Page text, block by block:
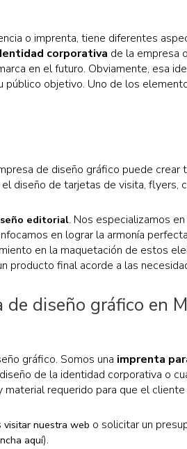
o imprenta, tiene diferentes
corporativa de la empresa
en el futuro. Obviamente, esa
objetivo. Uno de los
de diseño gráfico puede
diseño de tarjetas de visita, flyers,
editorial. Nos especializamos
en lograr la armonía
en la maquetación de estos
producto final acorde a las
diseño gráfico en
gráfico. Somos una imprenta
de la identidad corporativa o
requerido para que el
visitar nuestra web o solicitar un
aquí).